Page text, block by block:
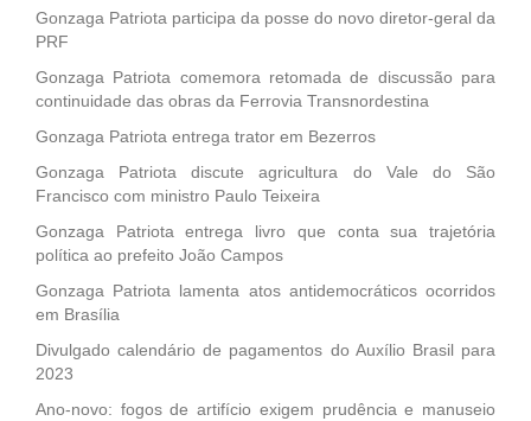
Gonzaga Patriota participa da posse do novo diretor-geral da
PRF
Gonzaga Patriota comemora retomada de discussão para
continuidade das obras da Ferrovia Transnordestina
Gonzaga Patriota entrega trator em Bezerros
Gonzaga Patriota discute agricultura do Vale do São
Francisco com ministro Paulo Teixeira
Gonzaga Patriota entrega livro que conta sua trajetória
política ao prefeito João Campos
Gonzaga Patriota lamenta atos antidemocráticos ocorridos
em Brasília
Divulgado calendário de pagamentos do Auxílio Brasil para
2023
Ano-novo: fogos de artifício exigem prudência e manuseio